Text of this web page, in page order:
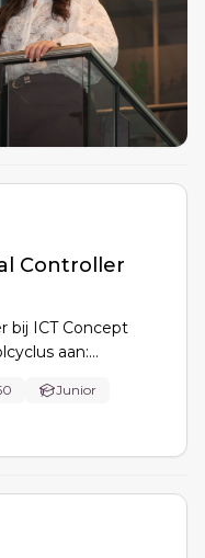
Controller
bij ICT Concept
aan:
audits en
Junior